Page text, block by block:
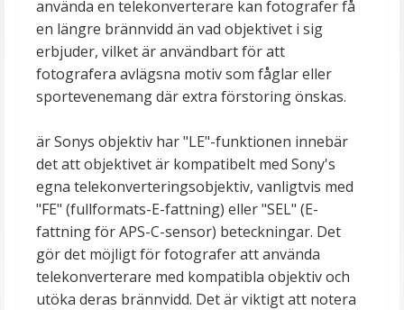
använda en telekonverterare kan fotografer få
en längre brännvidd än vad objektivet i sig
erbjuder, vilket är användbart för att
fotografera avlägsna motiv som fåglar eller
sportevenemang där extra förstoring önskas.
är Sonys objektiv har "LE"-funktionen innebär
det att objektivet är kompatibelt med Sony's
egna telekonverteringsobjektiv, vanligtvis med
"FE" (fullformats-E-fattning) eller "SEL" (E-
fattning för APS-C-sensor) beteckningar. Det
gör det möjligt för fotografer att använda
telekonverterare med kompatibla objektiv och
utöka deras brännvidd. Det är viktigt att notera